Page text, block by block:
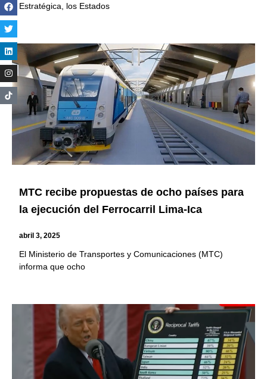
Estratégica, los Estados
MTC recibe propuestas de ocho países para
la ejecución del Ferrocarril Lima-Ica
abril 3, 2025
El Ministerio de Transportes y Comunicaciones (MTC)
informa que ocho